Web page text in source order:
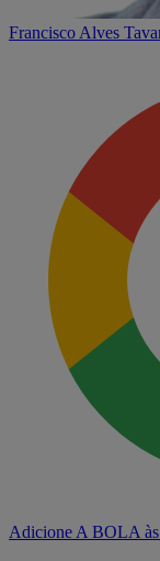
Francisco Alves
Adicione A BOLA às